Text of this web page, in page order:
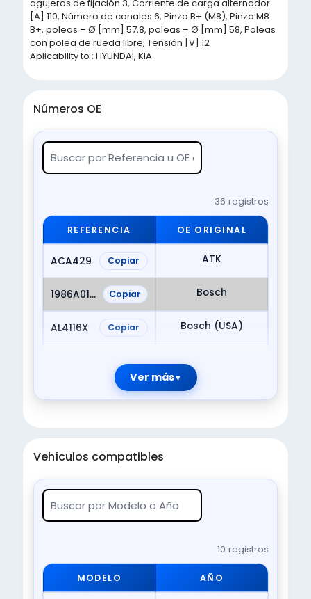
agujeros de fijación 3, Corriente de carga alternador
[A] 110, Número de canales 6, Pinza B+ (M8), Pinza M8
B+, poleas – Ø [mm] 57,8, poleas – Ø [mm] 58, Poleas
con polea de rueda libre, Tensión [V] 12
Aplicability to : HYUNDAI, KIA
Números OE
36 registros
REFERENCIA OE ORIGINAL
ACA429 Copiar ATK
1986A01458 Copiar Bosch
AL4116X Copiar Bosch (USA)
Ver más
Vehículos compatibles
10 registros
MODELO AÑO